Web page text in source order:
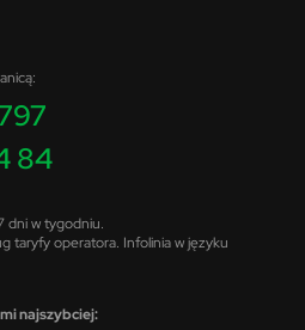
84
dni w tygodniu.
taryfy operatora. Infolinia w języku
najszybciej: